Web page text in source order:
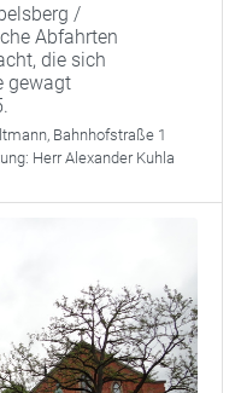
/
Abfahrten
die sich
gewagt
Bahnhofstraße 1
Herr Alexander Kuhla